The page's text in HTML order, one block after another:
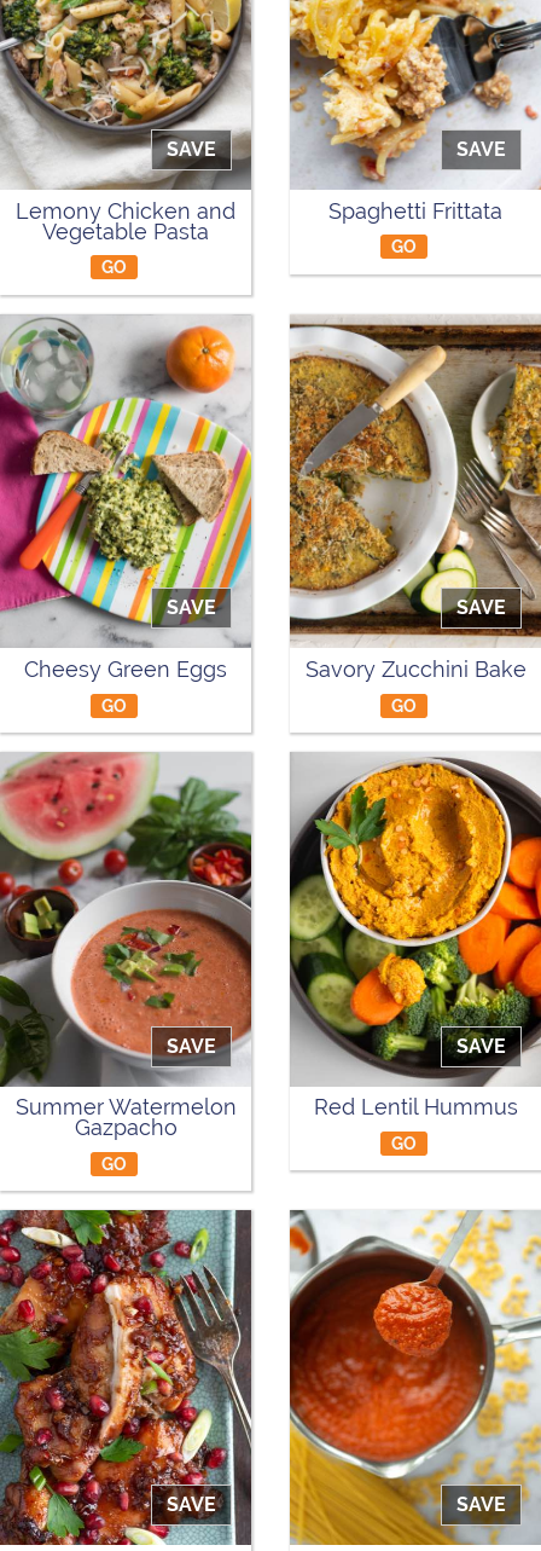
SAVE
Lemony Chicken and
Vegetable Pasta
GO
SAVE
Spaghetti Frittata
GO
SAVE
Cheesy Green Eggs
GO
SAVE
Savory Zucchini Bake
GO
SAVE
Summer Watermelon
Gazpacho
GO
SAVE
Red Lentil Hummus
GO
SAVE SAVE